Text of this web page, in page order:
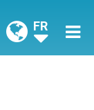
FR